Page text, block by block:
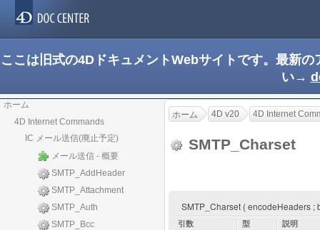
ここは旧式の4DドキュメントWebサイトです。最新
い→
ホーム
4D Internet Commands
IC メール送信(廃止予定)
メール送信 - 概要
SMTP_AddHeader
SMTP_Attachment
SMTP_Auth
SMTP_Bcc
ホーム 4D v20 4D Internet
SMTP_Charset
SMTP_Charset ( encodeHeaders ;
引数 型
説明